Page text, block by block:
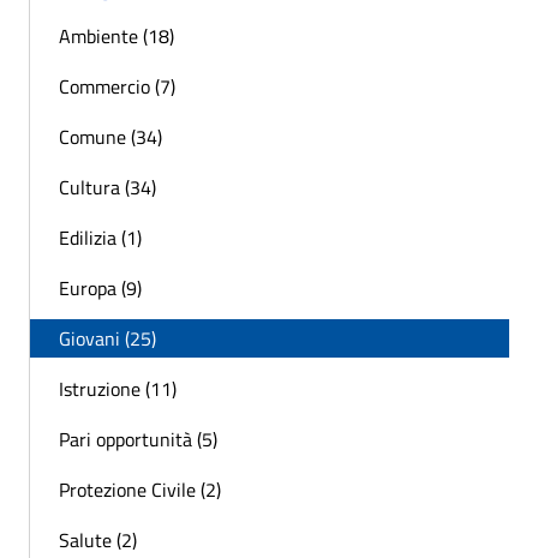
Ambiente (18)
Commercio (7)
Comune (34)
Cultura (34)
Edilizia (1)
Europa (9)
Giovani (25)
Istruzione (11)
Pari opportunità (5)
Protezione Civile (2)
Salute (2)